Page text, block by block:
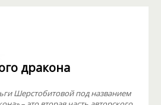
дракона
Шерстобитовой под названием